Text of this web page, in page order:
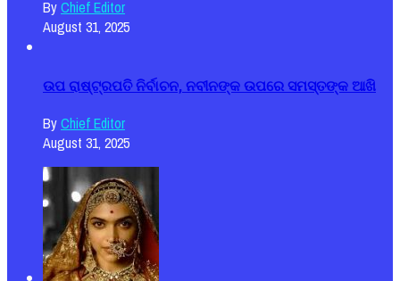
ByChief Editor
August 31, 2025
ଉପ ରାଷ୍ଟ୍ରପତି ନିର୍ବାଚନ, ନବୀନଙ୍କ ଉପରେ ସମସ୍ତଙ୍କ ଆଖି
ByChief Editor
August 31, 2025